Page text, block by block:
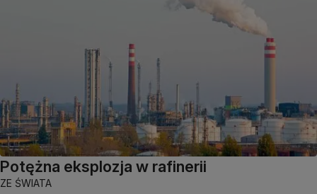
Potężna eksplozja w rafinerii
ZE ŚWIATA